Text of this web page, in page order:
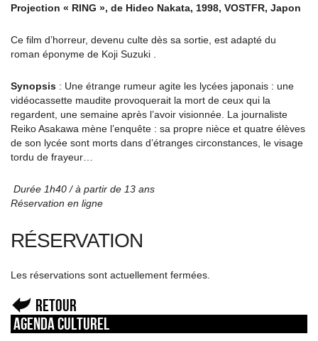
Projection « RING », de Hideo Nakata, 1998, VOSTFR, Japon
Ce film d’horreur, devenu culte dès sa sortie, est adapté du
roman éponyme de Koji Suzuki .
Synopsis : Une étrange rumeur agite les lycées japonais : une
vidéocassette maudite provoquerait la mort de ceux qui la
regardent, une semaine après l’avoir visionnée. La journaliste
Reiko Asakawa mène l’enquête : sa propre nièce et quatre élèves
de son lycée sont morts dans d’étranges circonstances, le visage
tordu de frayeur…
Durée 1h40 / à partir de 13 ans
Réservation en ligne
RÉSERVATION
Les réservations sont actuellement fermées.
Retour
Agenda culturel